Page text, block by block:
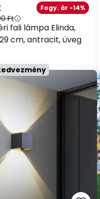
fali lámpa Elinda,
cm, antracit, üveg
Fogy. ár -14%
Ft